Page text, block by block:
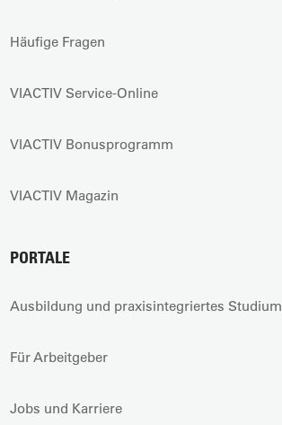
Häufige Fragen
VIACTIV Service-Online
VIACTIV Bonusprogramm
VIACTIV Magazin
PORTALE
Ausbildung und praxisintegriertes Studium
Für Arbeitgeber
Jobs und Karriere